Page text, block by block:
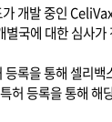
개발 중인
별국에 대한 심사가
등록을 통해 셀리
허 등록을 통해 해